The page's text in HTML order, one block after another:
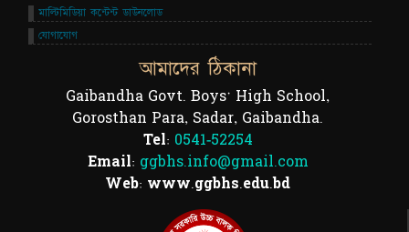
আমাদের ঠিকানা
Gaibandha Govt. Boys' High School,
Gorosthan Para, Sadar, Gaibandha.
Tel: 0541-52254
Email: ggbhs.info@gmail.com
Web: www.ggbhs.edu.bd
মাল্টিমিডিয়া কন্টেন্ট ডাউনলোড
যোগাযোগ